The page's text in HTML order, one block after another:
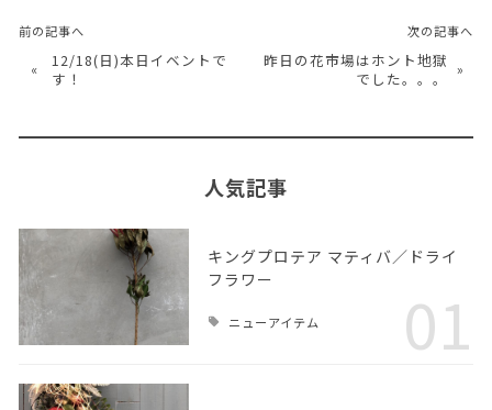
前の記事へ
«
12/18(日)本日イベントで
す！
次の記事へ
昨日の花市場はホント地獄
でした。。。
»
人気記事
キングプロテア マティバ／ドライ
フラワー
ニューアイテム 01